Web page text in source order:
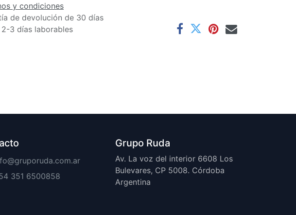
y condiciones
de devolución de 30 días
2-3 días laborables
351 6500858
Grupo Ruda
Av. La voz del interior 6608 Los
Bulevares, CP 5008. Córdoba
Argentina